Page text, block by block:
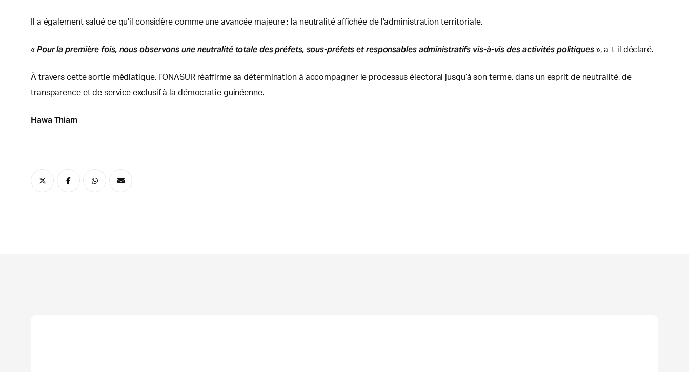
Il a également salué ce qu’il considère comme une avancée majeure : la neutralité affichée de l’administration territoriale.
« Pour la première fois, nous observons une neutralité totale des préfets, sous-préfets et responsables administratifs vis-à-vis des activités politiques», a-t-il déclaré.
À travers cette sortie médiatique, l’ONASUR réaffirme sa détermination à accompagner le processus électoral jusqu’à son terme, dans un esprit de neutralité, de
transparence et de service exclusif à la démocratie guinéenne.
Hawa Thiam